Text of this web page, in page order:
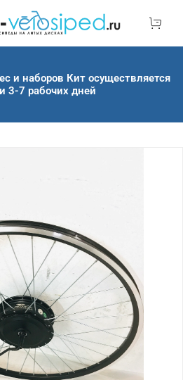
и наборов Кит осуществляется
3-7 рабочих дней